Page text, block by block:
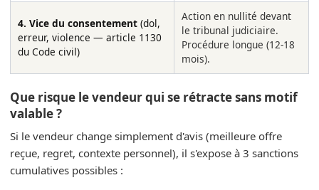
4. Vice du consentement (dol,
erreur, violence — article 1130
du Code civil)
Action en nullité devant
le tribunal judiciaire.
Procédure longue (12-18
mois).
Que risque le vendeur qui se rétracte sans motif
valable ?
Si le vendeur change simplement d'avis (meilleure offre
reçue, regret, contexte personnel), il s'expose à 3 sanctions
cumulatives possibles :